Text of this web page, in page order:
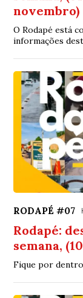
novembro)
O Rodapé está
informações
RODAPÉ #07
Rodapé:
semana,
Fique por dentro